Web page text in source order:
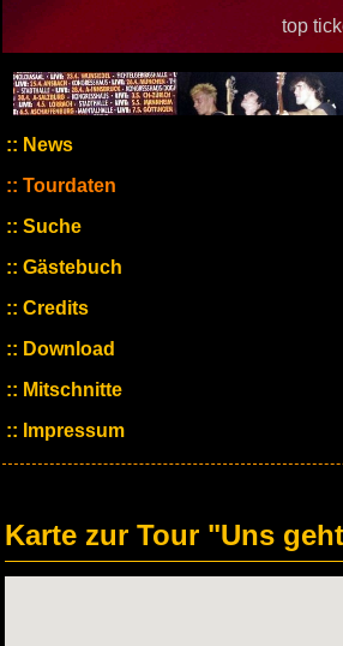
top
News
Tourdaten
Suche
Gästebuch
Credits
Download
Mitschnitte
Impressum
Karte zur Tour "Uns